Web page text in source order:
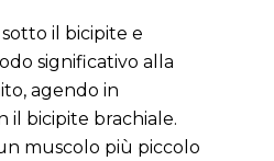
il bicipite e
significativo alla
agendo in
il bicipite brachiale.
muscolo più piccolo